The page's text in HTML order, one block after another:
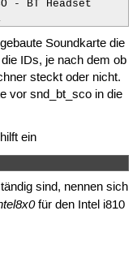
- BT Headset
Soundkarte die
IDs, je nach dem ob
steckt oder nicht.
vor snd_bt_sco in die
ein
sind, nennen sich
für den Intel i810